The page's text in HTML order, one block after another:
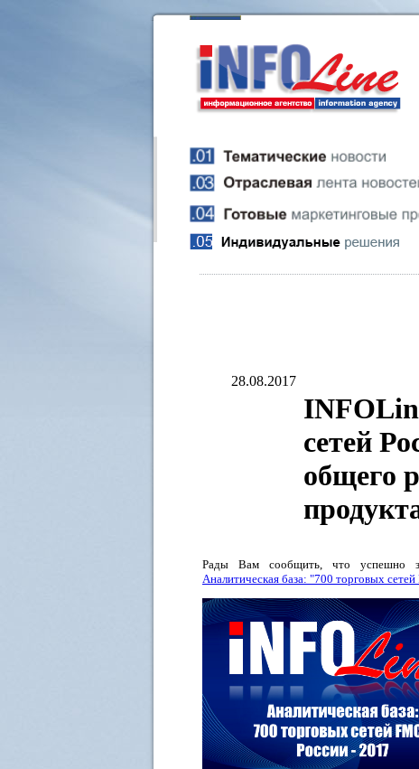
28.08.2017
сетей
общего
Рады Вам сообщить, что успешно
Аналитическая база: "700 торговых